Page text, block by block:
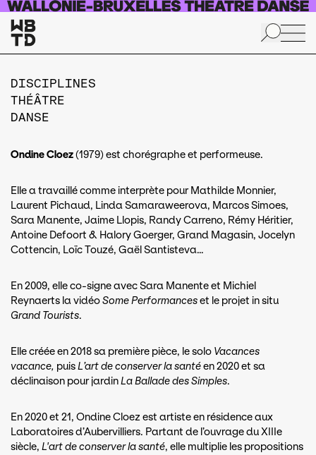
Aller au contenu principal
DISCIPLINES
THÉÂTRE
DANSE
Ondine Cloez(1979) est chorégraphe et performeuse.
Elle a travaillé comme interprète pour Mathilde Monnier,
Laurent Pichaud, Linda Samaraweerova, Marcos Simoes,
Sara Manente, Jaime Llopis, Randy Carreno, Rémy Héritier,
Antoine Defoort & Halory Goerger, Grand Magasin, Jocelyn
Cottencin, Loïc Touzé, Gaël Santisteva…
En 2009, elle co-signe avec Sara Manente et Michiel
Reynaerts la vidéoSome Performanceset le projet in situ
Grand Tourists.
Elle créée en 2018 sa première pièce, le solo Vacances
vacance, puisL’art de conserver la santéen 2020 et sa
déclinaison pour jardinLa Ballade des Simples.
En 2020 et 21, Ondine Cloez est artiste en résidence aux
Laboratoires d’Aubervilliers. Partant de l’ouvrage du XIIIe
siècle, L'art de conserver la santé, elle multiplie les propositions